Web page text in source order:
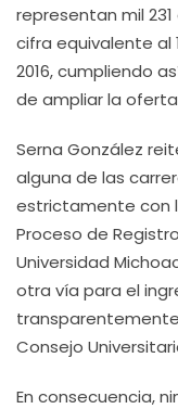
representan mil
cifra equivalente al
2016, cumpliendo
de ampliar la
Serna González
alguna de las
estrictamente con
Proceso de
Universidad
otra vía para el
Consejo
En consecuencia,